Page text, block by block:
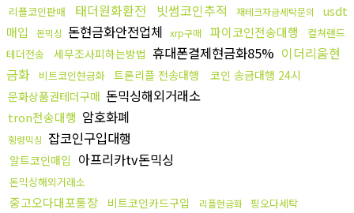
리플코인판매 태더원화환전 빗썸코인추적 재테크자금세탁문의
usdt
매입
돈믹싱 돈현금화안전업체 xrp구매 파이코인전송대행
컬쳐랜드
테더전송
세무조사피하는방법 휴대폰결제현금화85% 이더리움현
금화
비트코인현금화 트론리플 전송대행
코인 송금대행 24시
문화상품권테더구매 돈믹싱해외거래소
tron전송대행 암호화폐
횡령믹싱 잡코인구입대행
알트코인매입 아프리카tv돈믹싱
돈믹싱해외거래소
중고오다대포통장 비트코인카드구입 리플현금화 핑오다세탁